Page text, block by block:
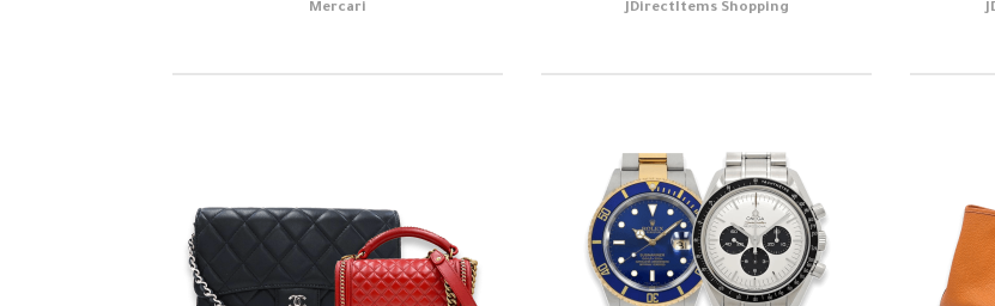
JDirectItems Shopping
Mercari